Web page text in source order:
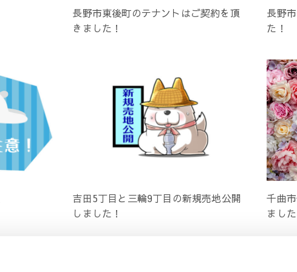
長野市東後町のテナントはご契約を頂
きました！
長野
た！
吉田5丁目と三輪9丁目の新規売地公開
しました！
千曲
まし